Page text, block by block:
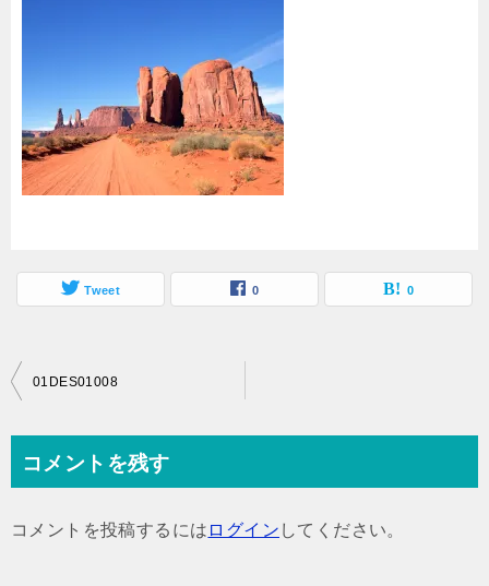
Tweet 0 0
投
ビ
01DES01008
コメントを残す
コメントを投稿するには ログイン してください。